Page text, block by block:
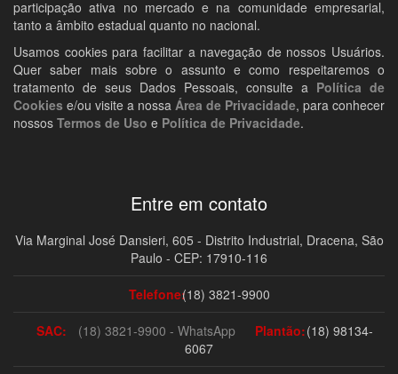
participação ativa no mercado e na comunidade empresarial,
tanto a âmbito estadual quanto no nacional.
Usamos cookies para facilitar a navegação de nossos Usuários.
Quer saber mais sobre o assunto e como respeitaremos o
tratamento de seus Dados Pessoais, consulte a Política de
Cookies e/ou visite a nossa Área de Privacidade, para conhecer
nossos Termos de Uso e Política de Privacidade.
Entre em contato
Via Marginal José Dansieri, 605 - Distrito Industrial, Dracena, São
Paulo - CEP: 17910-116
Telefone:(18) 3821-9900
SAC: (18) 3821-9900 - WhatsApp Plantão:(18) 98134-
6067